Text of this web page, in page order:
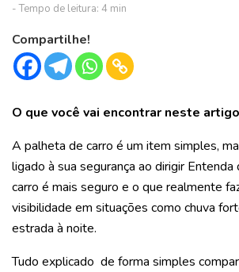
Compartilhe!
O que você vai encontrar neste
A palheta de carro é um item simples,
ligado à sua segurança ao dirigir
carro é mais seguro e o que realmente
visibilidade em situações como chuva
estrada à noite.
Tudo explicado de forma simples